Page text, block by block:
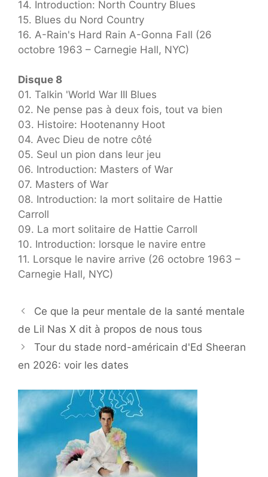
14. Introduction: North Country Blues
15. Blues du Nord Country
16. A-Rain's Hard Rain A-Gonna Fall (26
octobre 1963 – Carnegie Hall, NYC)
Disque 8
01. Talkin 'World War III Blues
02. Ne pense pas à deux fois, tout va bien
03. Histoire: Hootenanny Hoot
04. Avec Dieu de notre côté
05. Seul un pion dans leur jeu
06. Introduction: Masters of War
07. Masters of War
08. Introduction: la mort solitaire de Hattie
Carroll
09. La mort solitaire de Hattie Carroll
10. Introduction: lorsque le navire entre
11. Lorsque le navire arrive (26 octobre 1963 –
Carnegie Hall, NYC)
Ce que la peur mentale de la santé mentale
de Lil Nas X dit à propos de nous tous
Tour du stade nord-américain d'Ed Sheeran
en 2026: voir les dates